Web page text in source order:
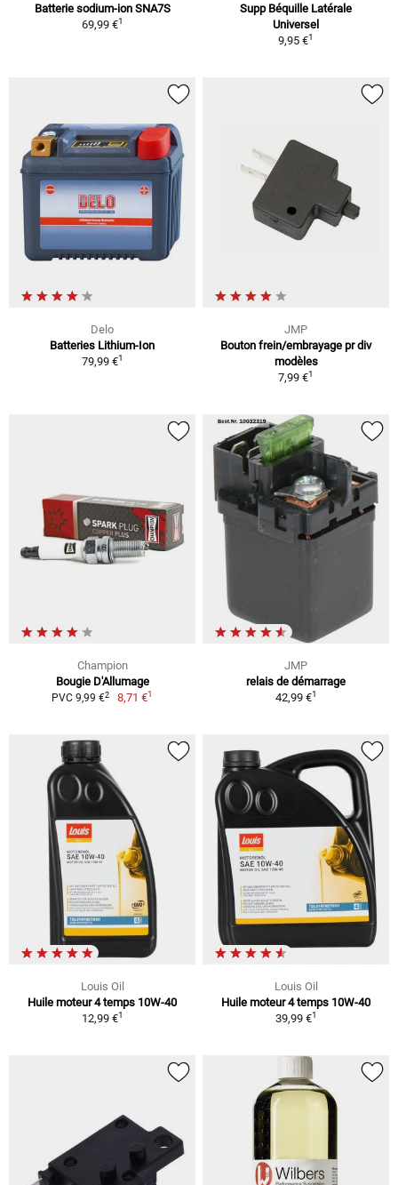
Batterie sodium-ion SNA7S
69,99 €1
Supp Béquille Latérale
Universel
9,95 €1
Delo
Batteries Lithium-Ion
79,99 €1
JMP
Bouton frein/embrayage pr div
modèles
7,99 €1
Champion
Bougie D'Allumage
PVC 9,99 €2 8,71 €1
JMP
relais de démarrage
42,99 €1
Louis Oil
Huile moteur 4 temps 10W-40
12,99 €1
Louis Oil
Huile moteur 4 temps 10W-40
39,99 €1